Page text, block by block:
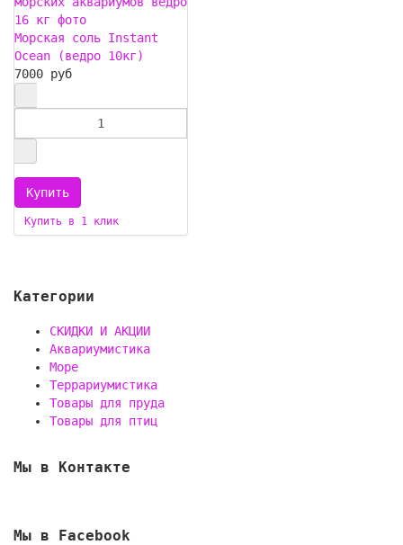
Морская соль Instant
Ocean (ведро 10кг)
7000 руб
Купить в 1 клик
Категории
СКИДКИ И АКЦИИ
Аквариумистика
Море
Террариумистика
Товары для пруда
Товары для птиц
Мы в Контакте
Мы в Facebook